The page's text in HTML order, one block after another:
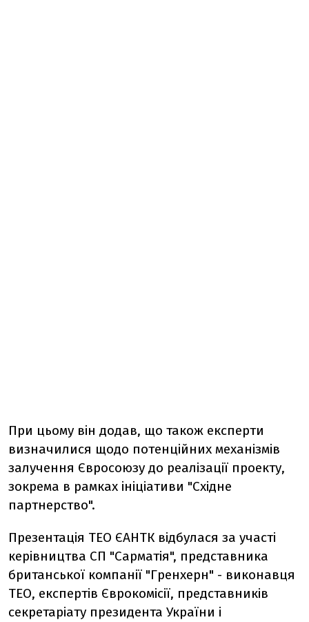
При цьому він додав, що також експерти
визначилися щодо потенційних механізмів
залучення Євросоюзу до реалізації проекту,
зокрема в рамках ініціативи "Східне
партнерство".
Презентація ТЕО ЄАНТК відбулася за участі
керівництва СП "Сарматія", представника
британської компанії "Гренхерн" - виконавця
ТЕО, експертів Єврокомісії, представників
секретаріату президента України і